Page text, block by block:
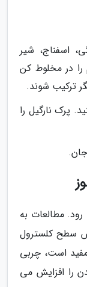
اسفناج، شیر
را در مخلوط کن
ترکیب شوند.
پرک نارگیل را
مطالعات به
سطح کلسترول
است، چربی
را افزایش می